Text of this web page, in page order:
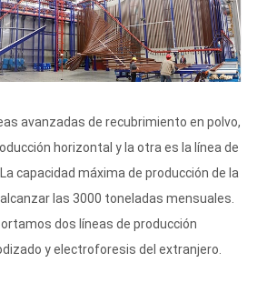
avanzadas de recubrimiento en polvo,
horizontal y la otra es la línea de
capacidad máxima de producción de la
las 3000 toneladas mensuales.
dos líneas de producción
y electroforesis del extranjero.